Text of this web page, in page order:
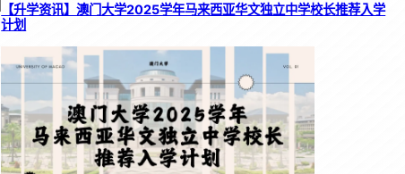
【升学资讯】澳门大学2025学年马来西亚华文独立中学校长推荐入学
计划